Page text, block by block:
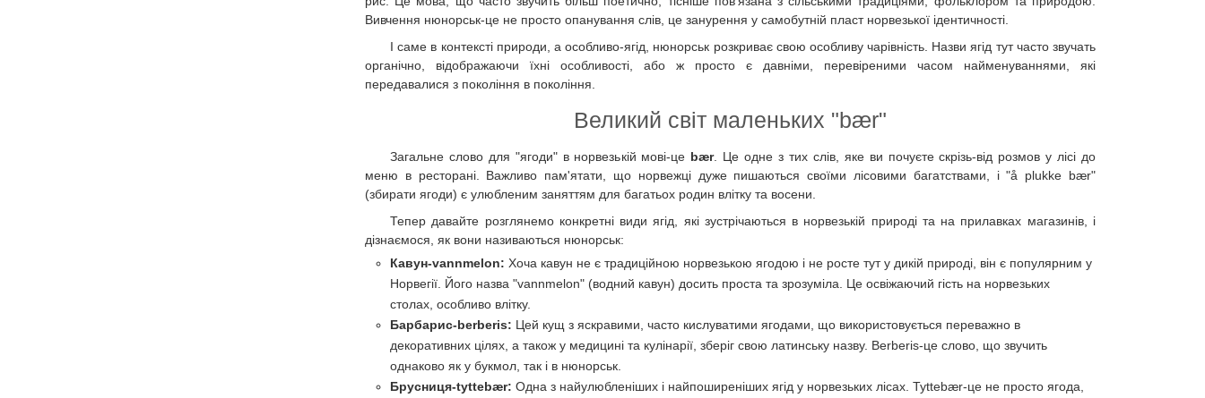
Вивчення нюнорськ-це не просто опанування слів, це занурення у самобутній пласт норвезької ідентичності.
І саме в контексті природи, а особливо-ягід, нюнорськ розкриває свою особливу чарівність. Назви ягід тут часто звучать
органічно, відображаючи їхні особливості, або ж просто є давніми, перевіреними часом найменуваннями, які
передавалися з покоління в покоління.
Великий світ маленьких "bær"
Загальне слово для "ягоди" в норвезькій мові-це bær. Це одне з тих слів, яке ви почуєте скрізь-від розмов у лісі до
меню в ресторані. Важливо пам'ятати, що норвежці дуже пишаються своїми лісовими багатствами, і "å plukke bær"
(збирати ягоди) є улюбленим заняттям для багатьох родин влітку та восени.
Тепер давайте розглянемо конкретні види ягід, які зустрічаються в норвезькій природі та на прилавках магазинів, і
дізнаємося, як вони називаються нюнорськ:
Кавун-vannmelon: Хоча кавун не є традиційною норвезькою ягодою і не росте тут у дикій природі, він є популярним у
Норвегії. Його назва "vannmelon" (водний кавун) досить проста та зрозуміла. Це освіжаючий гість на норвезьких
столах, особливо влітку.
Барбарис-berberis: Цей кущ з яскравими, часто кислуватими ягодами, що використовується переважно в
декоративних цілях, а також у медицині та кулінарії, зберіг свою латинську назву. Berberis-це слово, що звучить
однаково як у букмол, так і в нюнорськ.
Брусниця-tyttebær: Одна з найулюбленіших і найпоширеніших ягід у норвезьких лісах. Tyttebær-це не просто ягода,